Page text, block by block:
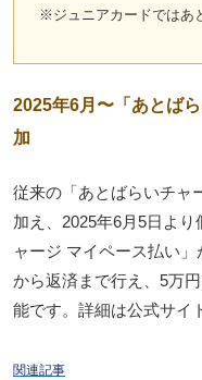
※ジュニアカードではあ
2025年6月〜「あとば
加
従来の「あとばらいチャ
加え、2025年6月5日よ
ャージ マイペース払い
から返済まで行え、5万
能です。詳細は公式サイ
関連記事